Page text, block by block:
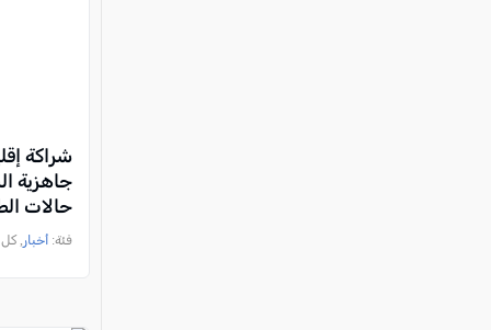
شراكة
جاهزية
حالات
فئة: أخبار , كل